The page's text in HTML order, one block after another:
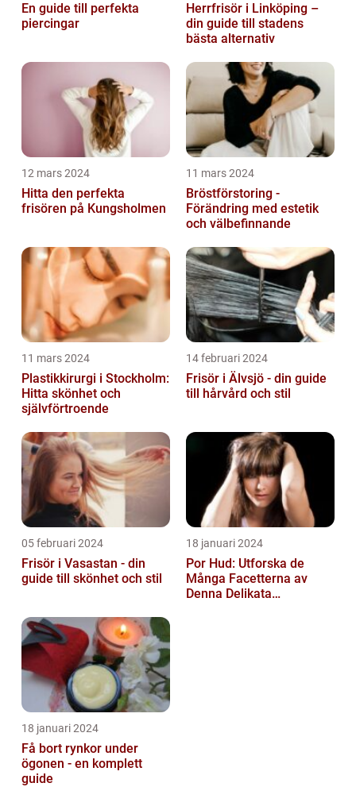
En guide till perfekta
piercingar
Herrfrisör i Linköping –
din guide till stadens
bästa alternativ
12 mars 2024
Hitta den perfekta
frisören på Kungsholmen
11 mars 2024
Bröstförstoring -
Förändring med estetik
och välbefinnande
11 mars 2024
Plastikkirurgi i Stockholm:
Hitta skönhet och
självförtroende
14 februari 2024
Frisör i Älvsjö - din guide
till hårvård och stil
05 februari 2024
Frisör i Vasastan - din
guide till skönhet och stil
18 januari 2024
Por Hud: Utforska de
Många Facetterna av
Denna Delikata
18 januari 2024
Få bort rynkor under
ögonen - en komplett
guide